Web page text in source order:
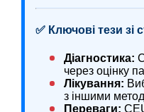
✅ Ключові тези зі
Діагностика:
через оцінку
Лікування:
з іншими
Переваги: